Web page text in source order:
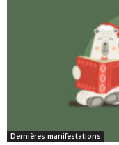
Dernières manifestations